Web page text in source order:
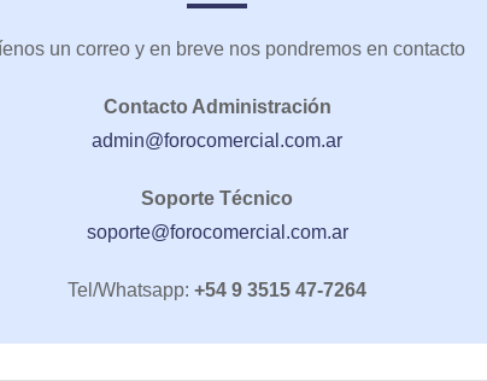
un correo y en breve nos pondremos en contacto
Contacto Administración
admin@forocomercial.com.ar
Soporte Técnico
soporte@forocomercial.com.ar
Tel/Whatsapp: +54 9 3515 47-7264